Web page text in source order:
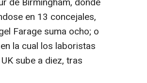
en 13 concejales,
Farage suma ocho; o
la cual los laboristas
sube a diez, tras